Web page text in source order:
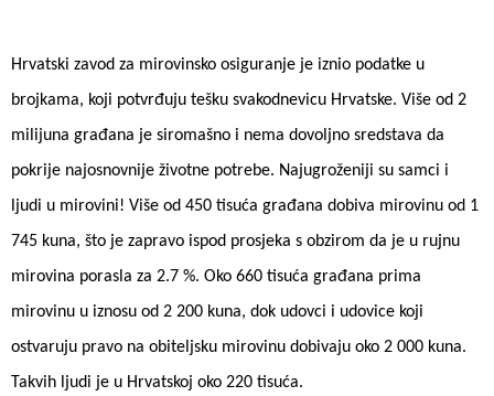
Hrvatski zavod za mirovinsko osiguranje je iznio podatke u
brojkama, koji potvrđuju tešku svakodnevicu Hrvatske. Više od 2
milijuna građana je siromašno i nema dovoljno sredstava da
pokrije najosnovnije životne potrebe. Najugroženiji su samci i
ljudi u mirovini! Više od 450 tisuća građana dobiva mirovinu od 1
745 kuna, što je zapravo ispod prosjeka s obzirom da je u rujnu
mirovina porasla za 2.7 %. Oko 660 tisuća građana prima
mirovinu u iznosu od 2 200 kuna, dok udovci i udovice koji
ostvaruju pravo na obiteljsku mirovinu dobivaju oko 2 000 kuna.
Takvih ljudi je u Hrvatskoj oko 220 tisuća.